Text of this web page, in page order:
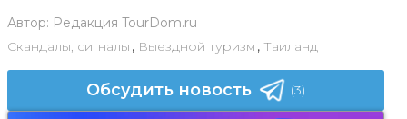
Автор: Редакция TourDom.ru
Скандалы, сигналы , Выездной туризм , Таиланд
Обсудить новость (3)